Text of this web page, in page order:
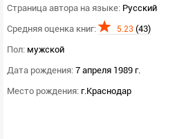
Страница автора на языке: Русский
Средняя оценка книг:
5.23 (43)
Пол: мужской
Дата рождения: 7 апреля 1989 г.
Место рождения: г.Краснодар